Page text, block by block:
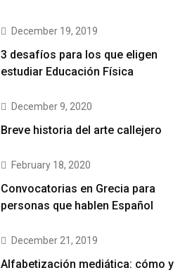
December 19, 2019
3 desafíos para los que eligen
estudiar Educación Física
December 9, 2020
Breve historia del arte callejero
February 18, 2020
Convocatorias en Grecia para
personas que hablen Español
December 21, 2019
Alfabetización mediática: cómo y